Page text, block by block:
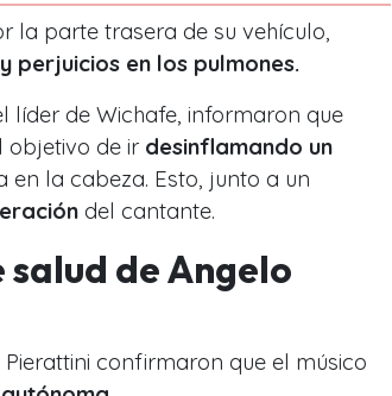
la parte trasera de su vehículo,
perjuicios en los pulmones.
líder de Wichafe, informaron que
objetivo de ir desinflamando un
la cabeza. Esto, junto a un
del cantante.
de Angelo
confirmaron que el músico